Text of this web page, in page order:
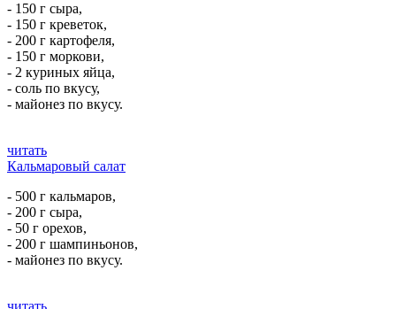
- 150 г сыра,
- 150 г креветок,
- 200 г картофеля,
- 150 г моркови,
- 2 куриных яйца,
- соль по вкусу,
- майонез по вкусу.
читать
Кальмаровый салат
- 500 г кальмаров,
- 200 г сыра,
- 50 г орехов,
- 200 г шампиньонов,
- майонез по вкусу.
читать